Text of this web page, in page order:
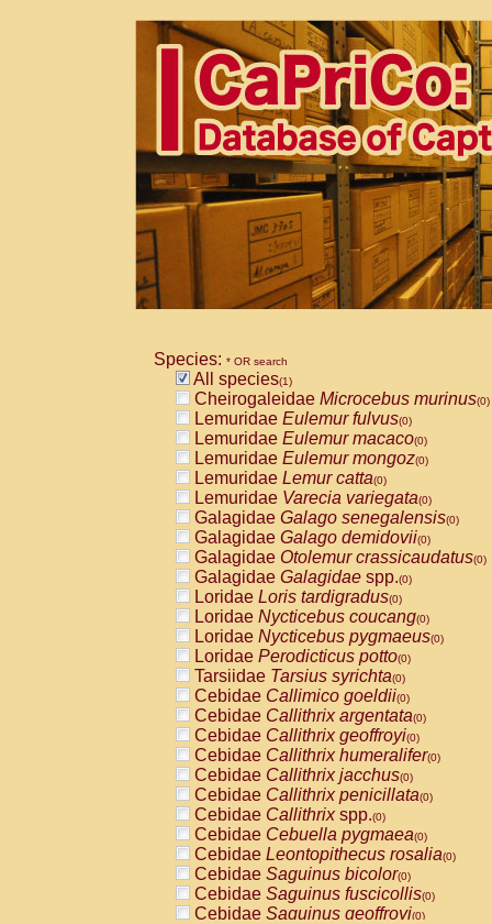
Species: * OR search
All species(1)
Cheirogaleidae Microcebus murinus(0)
Lemuridae Eulemur fulvus(0)
Lemuridae Eulemur macaco(0)
Lemuridae Eulemur mongoz(0)
Lemuridae Lemur catta(0)
Lemuridae Varecia variegata(0)
Galagidae Galago senegalensis(0)
Galagidae Galago demidovii(0)
Galagidae Otolemur crassicaudatus(0)
Galagidae Galagidae spp.(0)
Loridae Loris tardigradus(0)
Loridae Nycticebus coucang(0)
Loridae Nycticebus pygmaeus(0)
Loridae Perodicticus potto(0)
Tarsiidae Tarsius syrichta(0)
Cebidae Callimico goeldii(0)
Cebidae Callithrix argentata(0)
Cebidae Callithrix geoffroyi(0)
Cebidae Callithrix humeralifer(0)
Cebidae Callithrix jacchus(0)
Cebidae Callithrix penicillata(0)
Cebidae Callithrixspp.(0)
Cebidae Cebuella pygmaea(0)
Cebidae Leontopithecus rosalia(0)
Cebidae Saguinus bicolor(0)
Cebidae Saguinus fuscicollis(0)
Cebidae Saguinus geoffroyi(0)